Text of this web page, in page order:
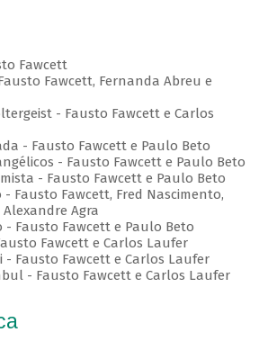
Fawcett
Fawcett, Fernanda Abreu e
- Fausto Fawcett e Carlos
- Fausto Fawcett e Paulo Beto
- Fausto Fawcett e Paulo Beto
- Fausto Fawcett e Paulo Beto
Fausto Fawcett, Fred Nascimento,
Agra
- Fausto Fawcett e Paulo Beto
Fawcett e Carlos Laufer
- Fausto Fawcett e Carlos Laufer
- Fausto Fawcett e Carlos Laufer